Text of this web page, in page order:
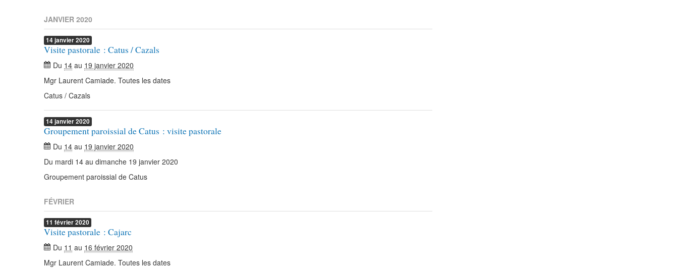
JANVIER 2020
14janvier2020
Visite pastorale : Catus / Cazals
Du 14 au 19 janvier 2020
Mgr Laurent Camiade. Toutes les dates
Catus / Cazals
14janvier2020
Groupement paroissial de Catus : visite pastorale
Du 14 au 19 janvier 2020
Du mardi 14 au dimanche 19 janvier 2020
Groupement paroissial de Catus
FÉVRIER
11 février2020
Visite pastorale : Cajarc
Du 11 au 16 février 2020
Mgr Laurent Camiade. Toutes les dates